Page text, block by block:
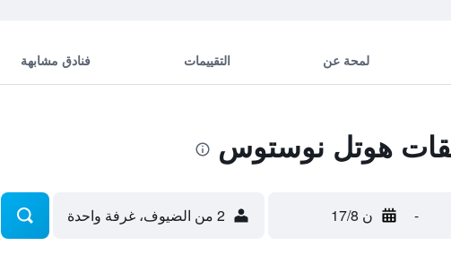
لمحة عن التقييمات فنادق مشابهة
هوتل نوستوس
- ن 17/8 2 من الضيوف، غرفة واحدة